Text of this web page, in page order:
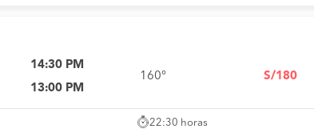
14:30 PM
13:00 PM
160° S/180
22:30 horas